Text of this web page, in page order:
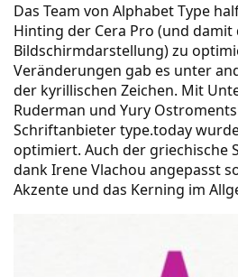
Das Team von Alphabet Type
Hinting der Cera Pro (und damit
Bildschirmdarstellung) zu
Veränderungen gab es unter
der kyrillischen Zeichen. Mit
Ruderman und Yury
Schriftanbieter type.today
optimiert. Auch der griechische
dank Irene Vlachou angepasst
Akzente und das Kerning im